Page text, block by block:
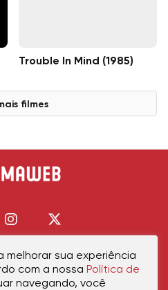
Trouble In Mind (1985)
filmes
de CookiesContatoSobre Nós
melhorar sua experiência
com a nossa Política de
navegando, você